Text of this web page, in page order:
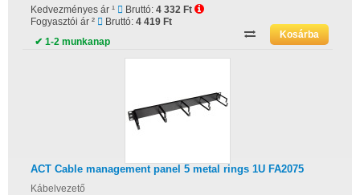
Kedvezményes ár ¹ Bruttó: 4 332 Ft
Fogyasztói ár ²
Bruttó: 4 419 Ft
✔ 1-2 munkanap
ACT Cable management panel 5 metal rings 1U FA2075
Kábelvezető